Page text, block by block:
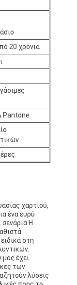
20 χρόνια
Pantone
χαρτιού,
ένα ευρύ
στη
έχει
των
λύσεις